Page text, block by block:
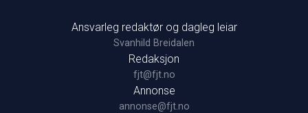
Ansvarleg redaktør og dagleg leiar
Svanhild Breidalen
Redaksjon
fjt@fjt.no
Annonse
annonse@fjt.no